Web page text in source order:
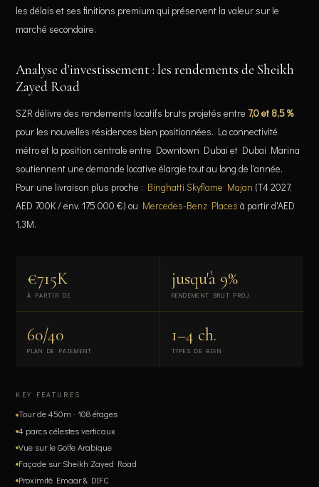
les délais et ses finitions premium qui préservent la valeur sur le
marché secondaire.
Analyse d'investissement : les rendements de Sheikh
Zayed Road
SZR délivre des rendements locatifs bruts projetés entre 7,0 et 8,5 %
pour les nouvelles résidences bien positionnées. La connectivité
métro et la position centrale entre Downtown Dubaï et Dubai Marina
soutiennent une demande locative élargie tout au long de l'année.
Pour une livraison plus proche : Binghatti Skyflame Majan (T4 2027,
AED 700K / env. 175 000 €) ou Mercedes-Benz Places à partir d'AED
1,3M.
€715K
À PARTIR DE
jusqu'à 9%
RENDEMENT BRUT PROJ.
60/40
PLAN DE PAIEMENT
1–4 ch.
TYPES DE BIEN
KEY FEATURES
Tour de 450m · 108 étages
4 parcs célestes verticaux
Vue sur le Golfe Arabique
Façade sur Sheikh Zayed Road
Proximité Emaar & DIFC